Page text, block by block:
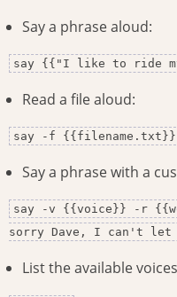
Say a phrase aloud:
say {{"I like to ride
Read a file aloud:
say -f {{filename.txt}}
Say a phrase with a
say -v {{voice}} -r
sorry Dave, I can't let
List the available